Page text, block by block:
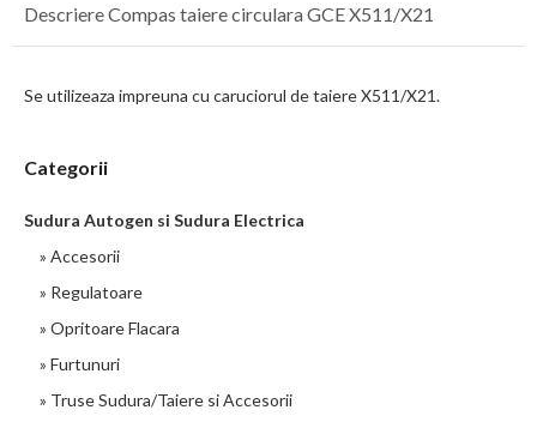
Descriere Compas taiere circulara GCE X511/X21
Se utilizeaza impreuna cu caruciorul de taiere X511/X21.
Categorii
Sudura Autogen si Sudura Electrica
» Accesorii
» Regulatoare
» Opritoare Flacara
» Furtunuri
» Truse Sudura/Taiere si Accesorii